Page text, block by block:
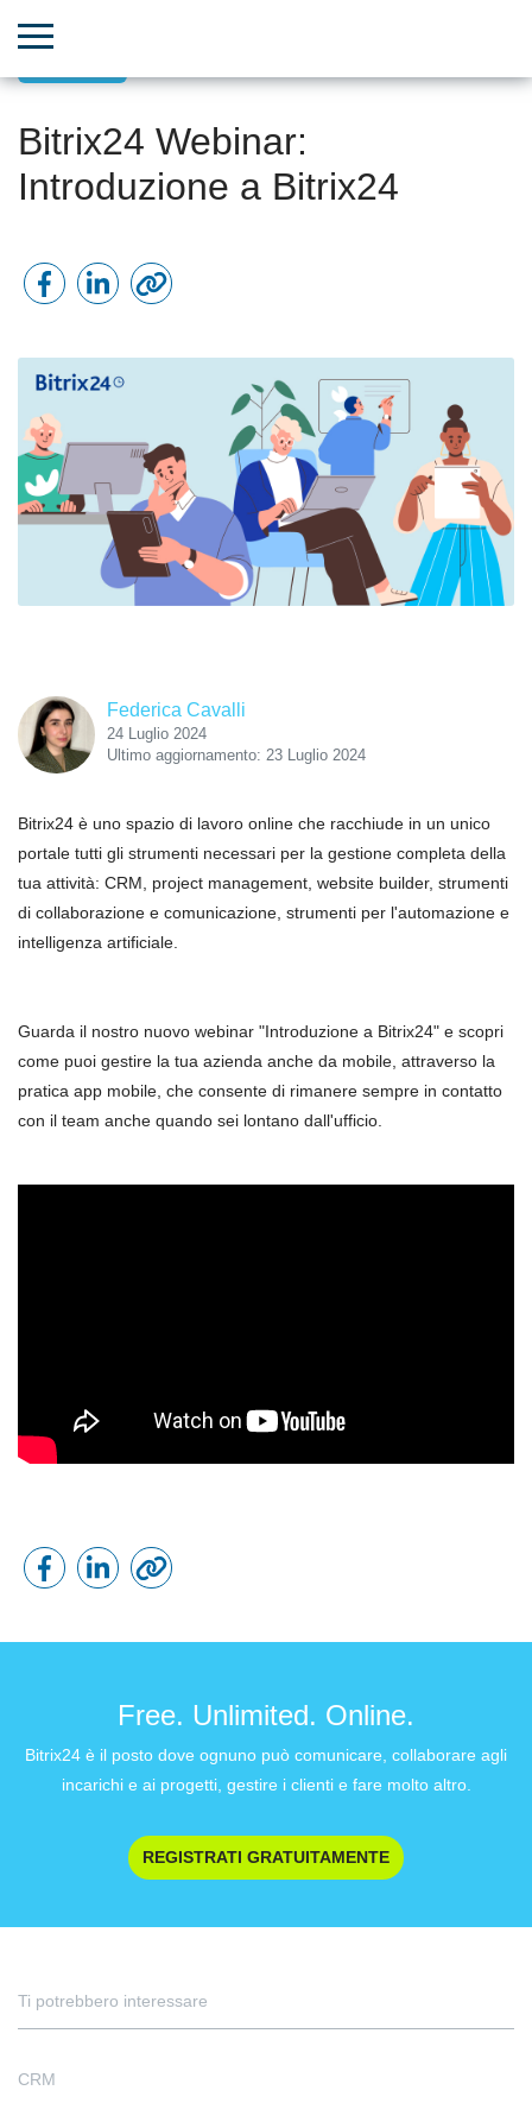
Bitrix24 Webinar:
Introduzione a Bitrix24
Federica Cavalli
24 Luglio 2024
Ultimo aggiornamento: 23 Luglio 2024
Bitrix24 è uno spazio di lavoro online che racchiude in un unico
portale tutti gli strumenti necessari per la gestione completa della
tua attività: CRM, project management, website builder, strumenti
di collaborazione e comunicazione, strumenti per l'automazione e
intelligenza artificiale.
Guarda il nostro nuovo webinar "Introduzione a Bitrix24" e scopri
come puoi gestire la tua azienda anche da mobile, attraverso la
pratica app mobile, che consente di rimanere sempre in contatto
con il team anche quando sei lontano dall'ufficio.
Free. Unlimited. Online.
Bitrix24 è il posto dove ognuno può comunicare, collaborare agli
incarichi e ai progetti, gestire i clienti e fare molto altro.
REGISTRATI GRATUITAMENTE
Ti potrebbero interessare
CRM